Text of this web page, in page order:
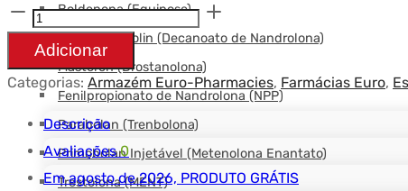
Boldenona (Equipose)
Deca-Durabolin (Decanoato de Nandrolona)
Masteron (Drostanolona)
Fenilpropionato de Nandrolona (NPP)
Parabolan (Trenbolona)
Primobolan Injetável (Metenolona Enantato)
Trestolona (MENT)
Quantidade
Turaxel
10
mg
-
100tabs
-
Adicionar
Categorias: Armazém Euro-Pharmacies, Farmácias Euro,
Descrição
Avaliações0
Em agosto de 2026, PRODUTO GRÁTIS